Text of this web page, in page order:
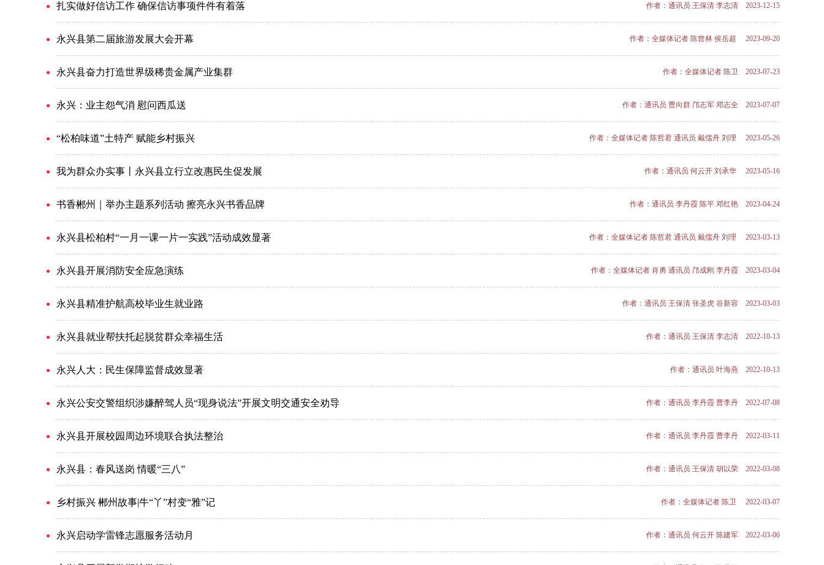
扎实做好信访工作 确保信访事项件件有着落 作者：通讯员 王保清 李志清 2023-12-15
永兴县第二届旅游发展大会开幕 作者：全媒体记者 陈曾林 侯岳超 2023-09-20
永兴县奋力打造世界级稀贵金属产业集群 作者：全媒体记者 陈卫 2023-07-23
永兴：业主怨气消 慰问西瓜送 作者：通讯员 曹向群 邝志军 邓志全 2023-07-07
“松柏味道”土特产 赋能乡村振兴 作者：全媒体记者 陈哲君 通讯员 戴儒舟 刘理 2023-05-26
我为群众办实事丨永兴县立行立改惠民生促发展 作者：通讯员 何云开 刘承华 2023-05-16
书香郴州｜举办主题系列活动 擦亮永兴书香品牌 作者：通讯员 李丹霞 陈平 邓红艳 2023-04-24
永兴县松柏村“一月一课一片一实践”活动成效显著 作者：全媒体记者 陈哲君 通讯员 戴儒舟 刘理 2023-03-13
永兴县开展消防安全应急演练 作者：全媒体记者 肖勇 通讯员 邝成刚 李丹霞 2023-03-04
永兴县精准护航高校毕业生就业路 作者：通讯员 王保清 张圣虎 谷新容 2023-03-03
永兴县就业帮扶托起脱贫群众幸福生活 作者：通讯员 王保清 李志清 2022-10-13
永兴人大：民生保障监督成效显著 作者：通讯员 叶海燕 2022-10-13
永兴公安交警组织涉嫌醉驾人员“现身说法”开展文明交通安全劝导 作者：通讯员 李丹霞 曹李丹 2022-07-08
永兴县开展校园周边环境联合执法整治 作者：通讯员 李丹霞 曹李丹 2022-03-11
永兴县：春风送岗 情暖“三八” 作者：通讯员 王保清 胡以荣 2022-03-08
乡村振兴 郴州故事|牛“丫”村变“雅”记 作者：全媒体记者 陈卫 2022-03-07
永兴启动学雷锋志愿服务活动月 作者：通讯员 何云开 陈建军 2022-03-06